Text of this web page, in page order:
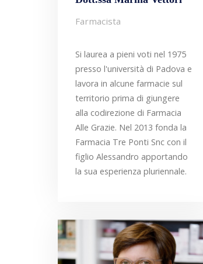
Farmacista
Si laurea a pieni voti nel 1975
presso l'università di Padova e
lavora in alcune farmacie sul
territorio prima di giungere
alla codirezione di Farmacia
Alle Grazie. Nel 2013 fonda la
Farmacia Tre Ponti Snc con il
figlio Alessandro apportando
la sua esperienza pluriennale.